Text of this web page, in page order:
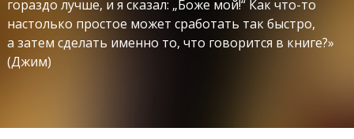
гораздо лучше, и я сказал: „Боже мой!“ Как что-то
настолько простое может сработать так быстро,
а затем сделать именно то, что говорится в книге?»
(Джим)